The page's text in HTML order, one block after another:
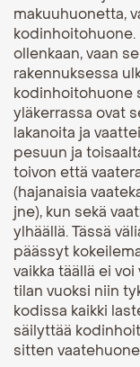
makuuhuonetta,
kodinhoitohuone.
ollenkaan, vaan
rakennuksessa
kodinhoitohuone
yläkerrassa ovat
lakanoita ja
pesuun ja
toivon että
(hajanaisia
jne), kun sekä
ylhäällä. Tässä
päässyt
vaikka täällä ei
tilan vuoksi niin
kodissa kaikki
säilyttää
sitten